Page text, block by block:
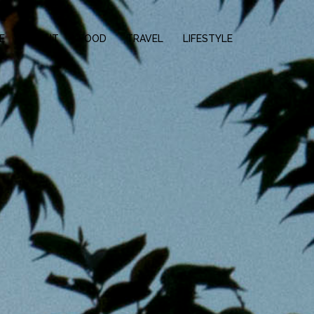
ABOUT FOOD TRAVEL LIFESTYLE